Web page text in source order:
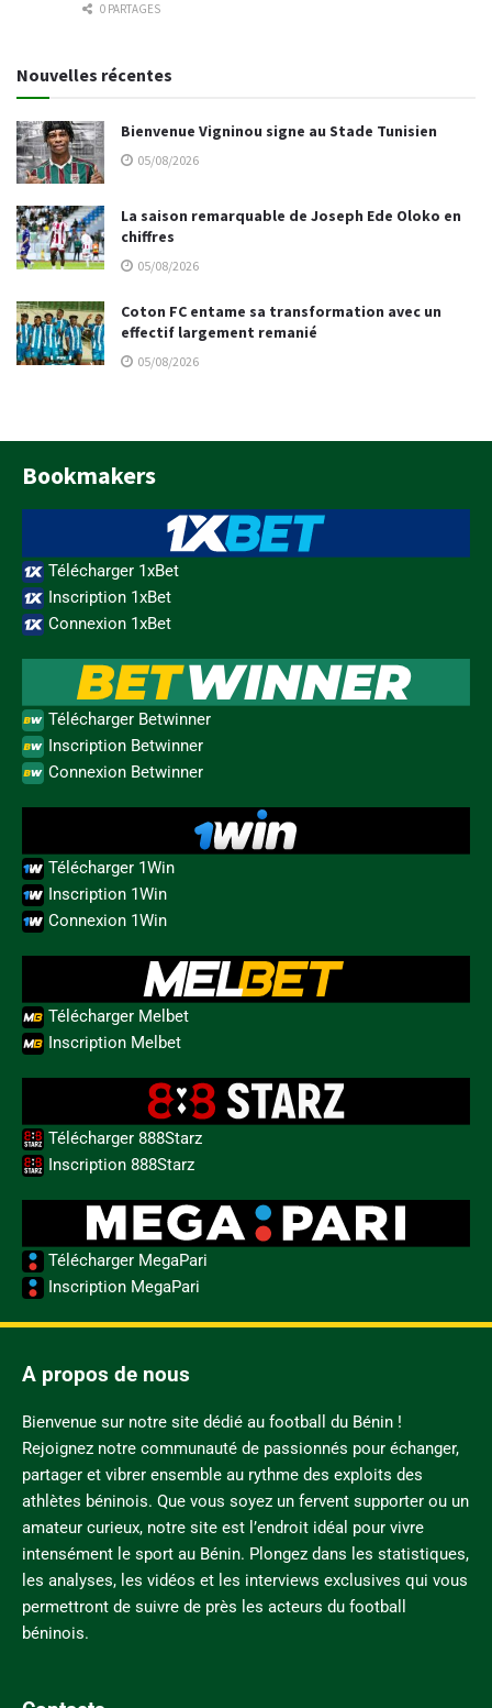
0 PARTAGES
Nouvelles récentes
Bienvenue Vigninou signe au Stade Tunisien
05/08/2026
La saison remarquable de Joseph Ede Oloko en
chiffres
05/08/2026
Coton FC entame sa transformation avec un
effectif largement remanié
05/08/2026
Bookmakers
Télécharger 1xBet
Inscription 1xBet
Connexion 1xBet
Télécharger Betwinner
Inscription Betwinner
Connexion Betwinner
Télécharger 1Win
Inscription 1Win
Connexion 1Win
Télécharger Melbet
Inscription Melbet
Télécharger 888Starz
Inscription 888Starz
Télécharger MegaPari
Inscription MegaPari
A propos de nous
Bienvenue sur notre site dédié au football du Bénin !
Rejoignez notre communauté de passionnés pour échanger,
partager et vibrer ensemble au rythme des exploits des
athlètes béninois. Que vous soyez un fervent supporter ou un
amateur curieux, notre site est l’endroit idéal pour vivre
intensément le sport au Bénin. Plongez dans les statistiques,
les analyses, les vidéos et les interviews exclusives qui vous
permettront de suivre de près les acteurs du football
béninois.